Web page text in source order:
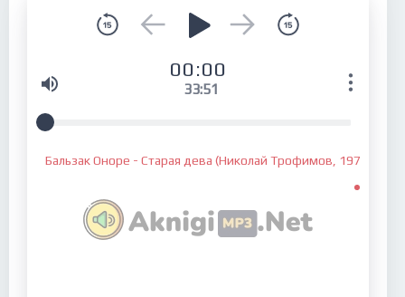
00:00
33:51
Бальзак Оноре - Старая дева (Николай Трофимов, 1976г.)